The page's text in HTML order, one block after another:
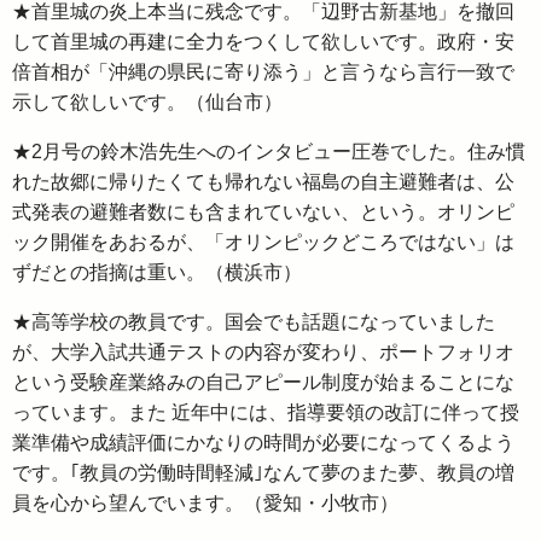
★首里城の炎上本当に残念です。「辺野古新基地」を撤回
して首里城の再建に全力をつくして欲しいです。政府・安
倍首相が「沖縄の県民に寄り添う」と言うなら言行一致で
示して欲しいです。（仙台市）
★2月号の鈴木浩先生へのインタビュー圧巻でした。住み慣
れた故郷に帰りたくても帰れない福島の自主避難者は、公
式発表の避難者数にも含まれていない、という。オリンピ
ック開催をあおるが、「オリンピックどころではない」は
ずだとの指摘は重い。（横浜市）
★高等学校の教員です。国会でも話題になっていました
が、大学入試共通テストの内容が変わり、ポートフォリオ
という受験産業絡みの自己アピール制度が始まることにな
っています。また 近年中には、指導要領の改訂に伴って授
業準備や成績評価にかなりの時間が必要になってくるよう
です。｢教員の労働時間軽減｣なんて夢のまた夢、教員の増
員を心から望んでいます。（愛知・小牧市）